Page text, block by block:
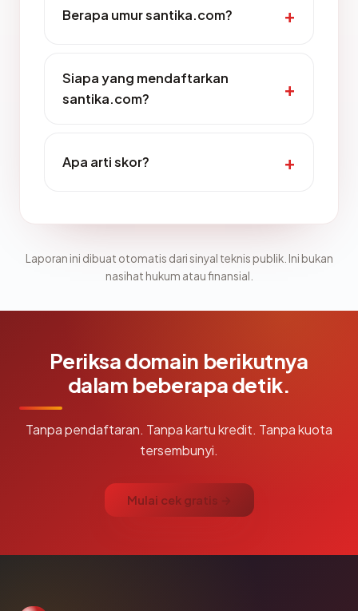
Berapa umur santika.com?
Siapa yang mendaftarkan
santika.com?
Apa arti skor?
Laporan ini dibuat otomatis dari sinyal teknis publik. Ini bukan
nasihat hukum atau finansial.
Periksa domain berikutnya
dalam beberapa detik.
Tanpa pendaftaran. Tanpa kartu kredit. Tanpa kuota
tersembunyi.
Mulai cek gratis →